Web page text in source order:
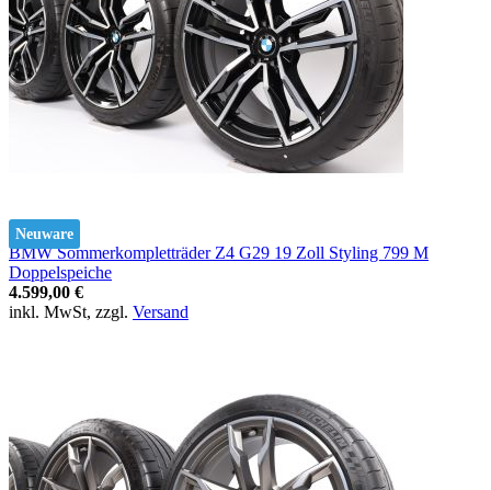
Neuware
BMW Sommerkompletträder Z4 G29 19 Zoll Styling 799 M
Doppelspeiche
4.599,00 €
inkl. MwSt, zzgl. Versand